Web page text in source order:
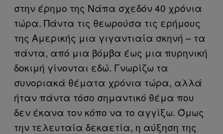
στην έρημο της Νάπα σχεδόν 40 χρόνια
τώρα. Πάντα τις θεωρούσα τις ερήμους
της Αμερικής μια γιγαντιαία σκηνή – τα
πάντα, από μια βόμβα έως μια πυρηνική
δοκιμή γίνονται εδώ. Γνωρίζω τα
συνοριακά θέματα χρόνια τώρα, αλλά
ήταν πάντα τόσο σημαντικό θέμα που
δεν έκανα τον κόπο να το αγγίξω. Όμως
την τελευταία δεκαετία, η αύξηση της